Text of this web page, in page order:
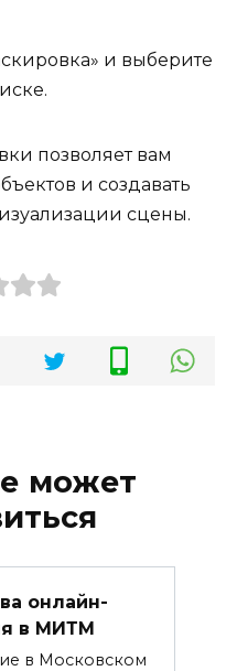
и выберите
позволяет вам
и создавать
сцены.
может
онлайн-
в МИТМ
в Московском